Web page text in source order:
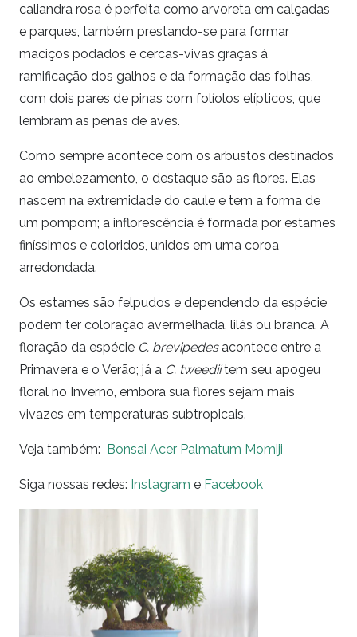
caliandra rosa é perfeita como arvoreta em calçadas
e parques, também prestando-se para formar
maciços podados e cercas-vivas graças à
ramificação dos galhos e da formação das folhas,
com dois pares de pinas com folíolos elípticos, que
lembram as penas de aves.
Como sempre acontece com os arbustos destinados
ao embelezamento, o destaque são as flores. Elas
nascem na extremidade do caule e tem a forma de
um pompom; a inflorescência é formada por estames
finíssimos e coloridos, unidos em uma coroa
arredondada.
Os estames são felpudos e dependendo da espécie
podem ter coloração avermelhada, lilás ou branca. A
floração da espécie C. brevipedesacontece entre a
Primavera e o Verão; já a C. tweediitem seu apogeu
floral no Inverno, embora sua flores sejam mais
vivazes em temperaturas subtropicais.
Veja também: Bonsai Acer Palmatum Momiji
Siga nossas redes: Instagram e Facebook